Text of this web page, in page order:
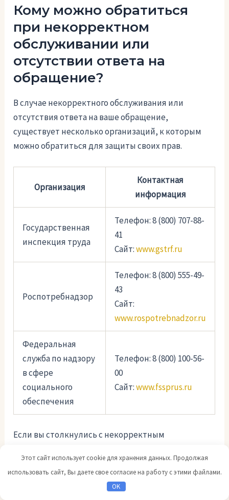
Кому можно обратиться
при некорректном
обслуживании или
отсутствии ответа на
обращение?
В случае некорректного обслуживания или
отсутствия ответа на ваше обращение,
существует несколько организаций, к которым
можно обратиться для защиты своих прав.
Организация
Контактная
информация
Государственная
инспекция труда
Телефон: 8 (800) 707-88-
41
Сайт:www.gstrf.ru
Роспотребнадзор
Телефон: 8 (800) 555-49-
43
Сайт:
www.rospotrebnadzor.ru
Федеральная
служба по надзору
в сфере
социального
обеспечения
Телефон: 8 (800) 100-56-
00
Сайт:www.fssprus.ru
Если вы столкнулись с некорректным
обращение в организации, необходимо собрать
все доступные доказательства и обратиться в
одну из перечисленных выше инстанций. Они
Этот сайт использует cookie для хранения данных. Продолжая
использовать сайт, Вы даете свое согласие на работу с этими файлами.
OK